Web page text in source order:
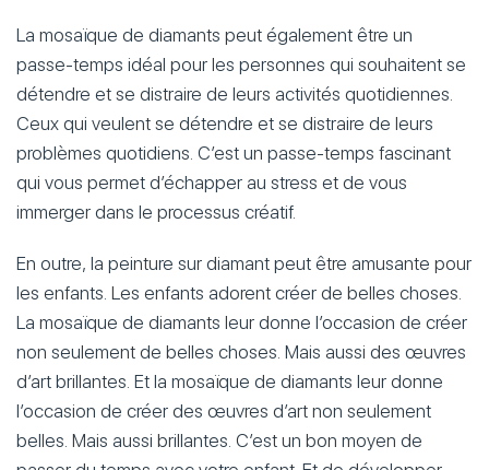
La mosaïque de diamants peut également être un
passe-temps idéal pour les personnes qui souhaitent se
détendre et se distraire de leurs activités quotidiennes.
Ceux qui veulent se détendre et se distraire de leurs
problèmes quotidiens. C’est un passe-temps fascinant
qui vous permet d’échapper au stress et de vous
immerger dans le processus créatif.
En outre, la peinture sur diamant peut être amusante pour
les enfants. Les enfants adorent créer de belles choses.
La mosaïque de diamants leur donne l’occasion de créer
non seulement de belles choses. Mais aussi des œuvres
d’art brillantes. Et la mosaïque de diamants leur donne
l’occasion de créer des œuvres d’art non seulement
belles. Mais aussi brillantes. C’est un bon moyen de